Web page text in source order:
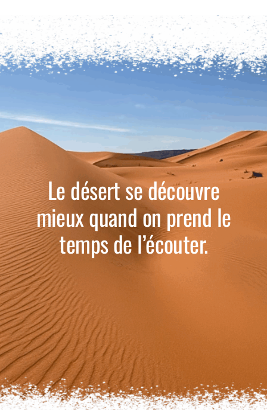
Le désert se découvre
mieux quand on prend le
temps de l’écouter.